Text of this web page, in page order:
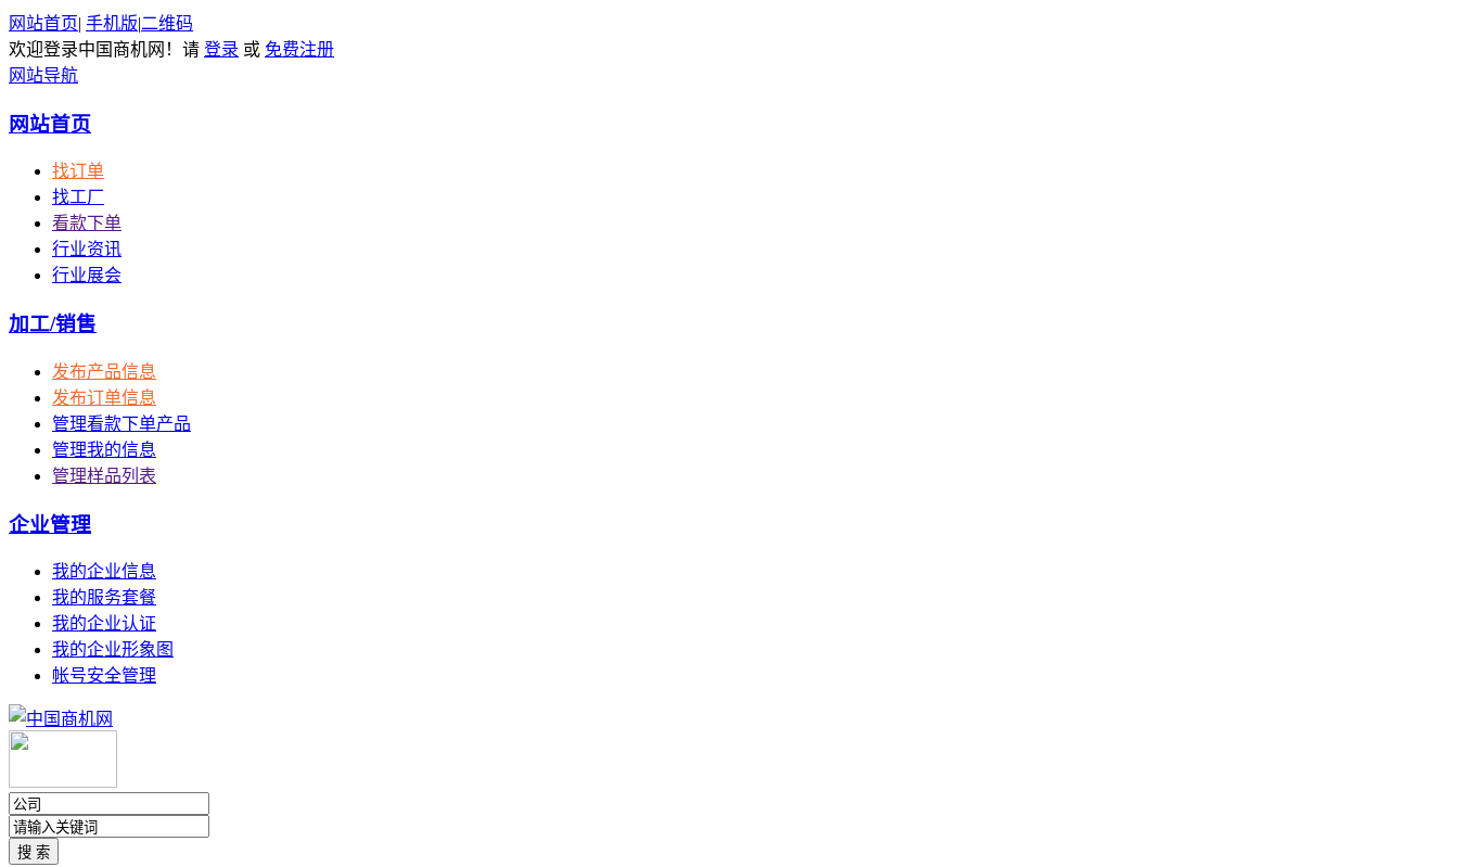
网站首页| 手机版|二维码
欢迎登录中国商机网！请 登录 或 免费注册
网站导航
网站首页
找订单
找工厂
看款下单
行业资讯
行业展会
加工/销售
发布产品信息
发布订单信息
管理看款下单产品
管理我的信息
管理样品列表
企业管理
我的企业信息
我的服务套餐
我的企业认证
我的企业形象图
帐号安全管理